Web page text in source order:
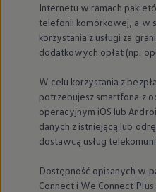
Internetu w ramach
telefonii komórkowej, a w
korzystania z usługi za
dodatkowych opłat (np.
W celu korzystania z
potrzebujesz smartfona z
operacyjnym iOS lub
danych z istniejącą lub
dostawcą usług
Dostępność opisanych w
Connect i We Connect